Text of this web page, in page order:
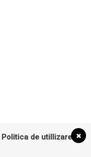
Politica de utillizare